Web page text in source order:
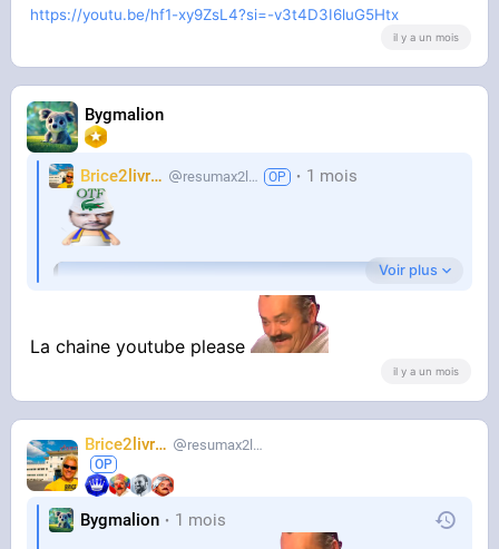
https://youtu.be/hf1-xy9ZsL4?si=-v3t4D3I6luG5Htx
il y a un mois
Bygmalion
Brice2livres resumax2livres 1 mois
Voir plus
La chaine youtube please
il y a un mois
Brice2livres resumax2livres
Bygmalion 1 mois